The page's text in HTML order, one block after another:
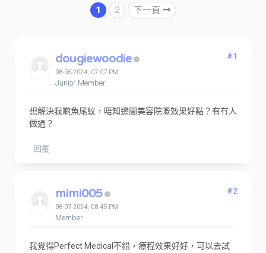
1
2 下一頁
dougiewoodie
08-05-2024, 07:07 PM
Junior Member
#1
想解決我啲魚尾紋，唔知邊間美容院嘅效果好點？有冇人
做過？
回覆
mimi005
08-07-2024, 08:45 PM
Member
#2
我覺得Perfect Medical不錯，療程效果好好，可以去試